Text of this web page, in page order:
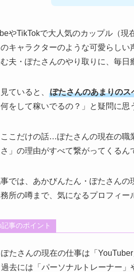
やTikTokで大人気のカップル（現
キャラクターのような可愛らし
夫・ぽたさんのやり取りに、毎
ていると、 ぽたさんのあまりの
をして稼いでるの？」と疑問に思
こだけの話…ぽたさんの現在の職
」の理由がすべて繋がってくるん
では、あかびんたん・ぽたさん
所の噂まで、気になるプロフィー
記事のポイント
ぽたさんの現在の仕事は「
過去には「パーソナルトレーナー」